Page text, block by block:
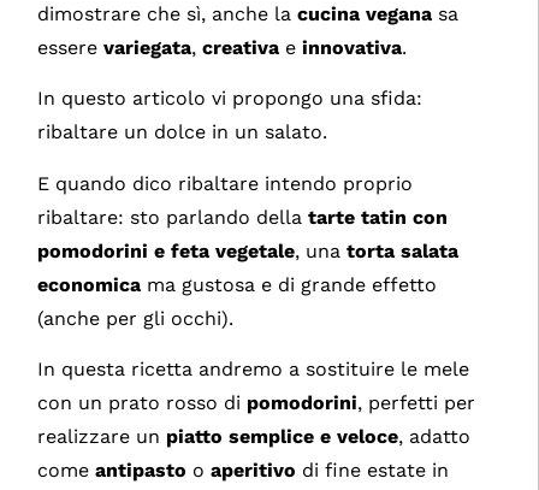
dimostrare che sì, anche lacucina vegana sa
esserevariegata,creativa einnovativa.
In questo articolo vi propongo una sfida:
ribaltare un dolce in un salato.
E quando dico ribaltare intendo proprio
ribaltare: sto parlando dellatarte tatin con
pomodorini e feta vegetale, unatorta salata
economica ma gustosa e di grande effetto
(anche per gli occhi).
In questa ricetta andremo a sostituire le mele
con un prato rosso di pomodorini, perfetti per
realizzare un piatto semplice e veloce, adatto
comeantipasto oaperitivo di fine estate in